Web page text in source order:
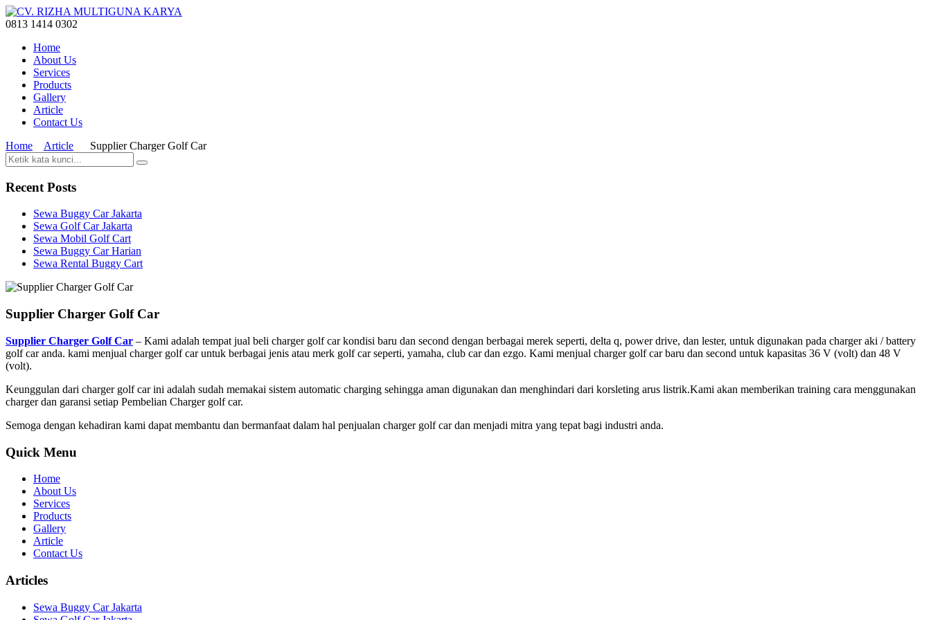
0813 1414 0302
Home
About Us
Services
Products
Gallery
Article
Contact Us
Home
Article Supplier Charger Golf Car
Recent Posts
Sewa Buggy Car Jakarta
Sewa Golf Car Jakarta
Sewa Mobil Golf Cart
Sewa Buggy Car Harian
Sewa Rental Buggy Cart
Supplier Charger Golf Car
Supplier Charger Golf Car – Kami adalah tempat jual beli charger golf car kondisi baru dan second dengan berbagai merek seperti, delta q, power drive, dan lester, untuk digunakan pada charger aki / battery
golf car anda. kami menjual charger golf car untuk berbagai jenis atau merk golf car seperti, yamaha, club car dan ezgo. Kami menjual charger golf car baru dan second untuk kapasitas 36 V (volt) dan 48 V
(volt).
Keunggulan dari charger golf car ini adalah sudah memakai sistem automatic charging sehingga aman digunakan dan menghindari dari korsleting arus listrik.Kami akan memberikan training cara menggunakan
charger dan garansi setiap Pembelian Charger golf car.
Semoga dengan kehadiran kami dapat membantu dan bermanfaat dalam hal penjualan charger golf car dan menjadi mitra yang tepat bagi industri anda.
Quick Menu
Home
About Us
Services
Products
Gallery
Article
Contact Us
Articles
Sewa Buggy Car Jakarta